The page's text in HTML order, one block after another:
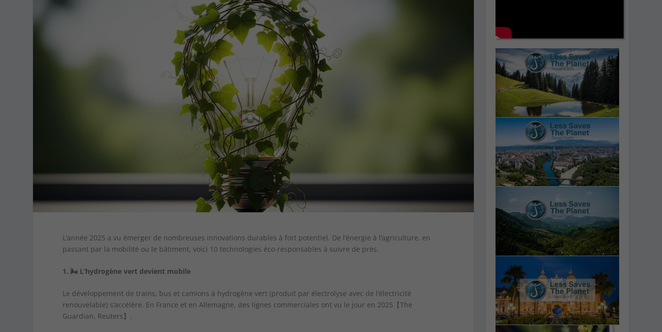
L’année 2025 a vu émerger de nombreuses innovations durables à fort potentiel. De l’énergie à l’agriculture, en
passant par la mobilité ou le bâtiment, voici 10 technologies éco-responsables à suivre de près.
1.🌬 ️ L’hydrogène vert devient mobile
Le développement de trains, bus et camions à hydrogène vert (produit par électrolyse avec de l’électricité
renouvelable) s’accélère. En France et en Allemagne, des lignes commerciales ont vu le jour en 2025【The
Guardian, Reuters】.